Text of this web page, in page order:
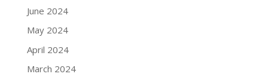
June 2024
May 2024
April 2024
March 2024